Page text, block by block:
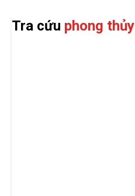
Tra cứu phong thủy